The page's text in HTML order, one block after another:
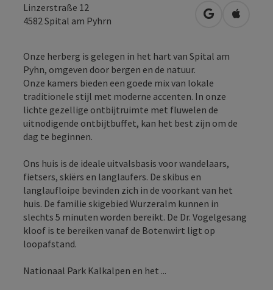
Linzerstraße 12
4582 Spital am Pyhrn Openen in
Onze herberg is gelegen in het hart van Spital am
Pyhn, omgeven door bergen en de natuur.
Onze kamers bieden een goede mix van lokale
traditionele stijl met moderne accenten. In onze
lichte gezellige ontbijtruimte met fluwelen de
uitnodigende ontbijtbuffet, kan het best zijn om de
dag te beginnen.
Ons huis is de ideale uitvalsbasis voor wandelaars,
fietsers, skiërs en langlaufers. De skibus en
langlaufloipe bevinden zich in de voorkant van het
huis. De familie skigebied Wurzeralm kunnen in
slechts 5 minuten worden bereikt. De Dr. Vogelgesang
kloof is te bereiken vanaf de Botenwirt ligt op
loopafstand.
Nationaal Park Kalkalpen en het ...